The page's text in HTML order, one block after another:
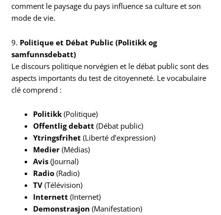
comment le paysage du pays influence sa culture et son
mode de vie.
9. Politique et Débat Public (Politikk og
samfunnsdebatt)
Le discours politique norvégien et le débat public sont des
aspects importants du test de citoyenneté. Le vocabulaire
clé comprend :
Politikk (Politique)
Offentlig debatt (Débat public)
Ytringsfrihet (Liberté d’expression)
Medier (Médias)
Avis (Journal)
Radio (Radio)
TV (Télévision)
Internett (Internet)
Demonstrasjon (Manifestation)